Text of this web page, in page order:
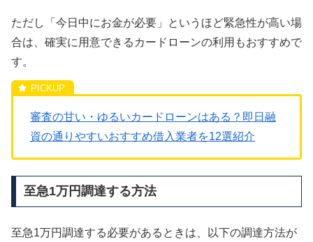
ただし「今日中にお金が必要」というほど緊急性が高い場
合は、確実に用意できるカードローンの利用もおすすめで
す。
審査の甘い・ゆるいカードローンはある？即日融
資の通りやすいおすすめ借入業者を12選紹介
至急1万円調達する方法
至急1万円調達する必要があるときは、以下の調達方法が